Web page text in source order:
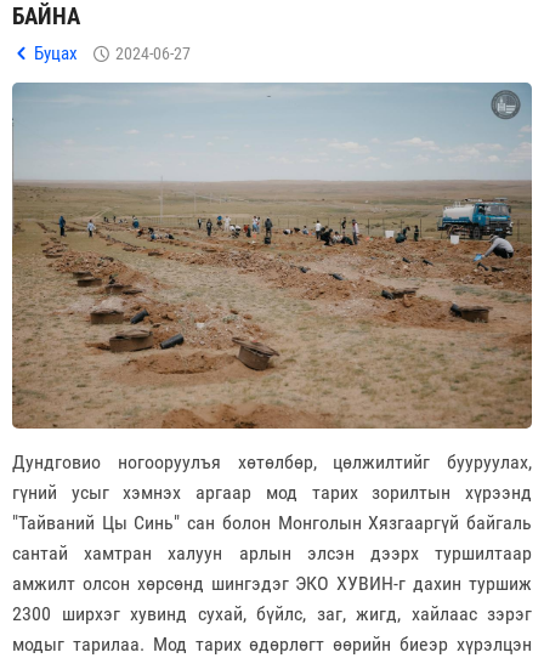
БАЙНА
Буцах 2024-06-27
Дундговио ногооруулъя хөтөлбөр, цөлжилтийг бууруулах,
гүний усыг хэмнэх аргаар мод тарих зорилтын хүрээнд
"Тайваний Цы Синь" сан болон Монголын Хязгааргүй байгаль
сантай хамтран халуун арлын элсэн дээрх туршилтаар
амжилт олсон хөрсөнд шингэдэг ЭКО ХУВИН-г дахин туршиж
2300 ширхэг хувинд сухай, бүйлс, заг, жигд, хайлаас зэрэг
модыг тарилаа. Мод тарих өдөрлөгт өөрийн биеэр хүрэлцэн